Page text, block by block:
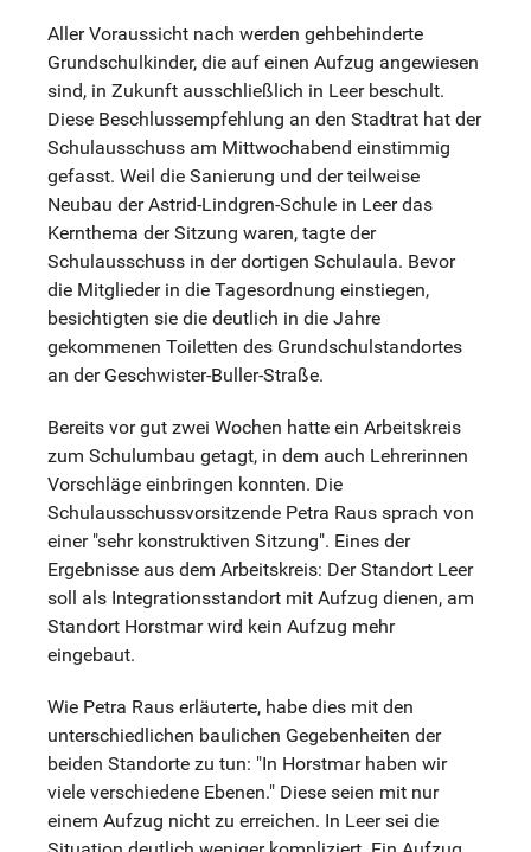
Aller Voraussicht nach werden gehbehinderte
Grundschulkinder, die auf einen Aufzug angewiesen
sind, in Zukunft ausschließlich in Leer beschult.
Diese Beschlussempfehlung an den Stadtrat hat der
Schulausschuss am Mittwochabend einstimmig
gefasst. Weil die Sanierung und der teilweise
Neubau der Astrid-Lindgren-Schule in Leer das
Kernthema der Sitzung waren, tagte der
Schulausschuss in der dortigen Schulaula. Bevor
die Mitglieder in die Tagesordnung einstiegen,
besichtigten sie die deutlich in die Jahre
gekommenen Toiletten des Grundschulstandortes
an der Geschwister-Buller-Straße.
Bereits vor gut zwei Wochen hatte ein Arbeitskreis
zum Schulumbau getagt, in dem auch Lehrerinnen
Vorschläge einbringen konnten. Die
Schulausschussvorsitzende Petra Raus sprach von
einer "sehr konstruktiven Sitzung". Eines der
Ergebnisse aus dem Arbeitskreis: Der Standort Leer
soll als Integrationsstandort mit Aufzug dienen, am
Standort Horstmar wird kein Aufzug mehr
eingebaut.
Wie Petra Raus erläuterte, habe dies mit den
unterschiedlichen baulichen Gegebenheiten der
beiden Standorte zu tun: "In Horstmar haben wir
viele verschiedene Ebenen." Diese seien mit nur
einem Aufzug nicht zu erreichen. In Leer sei die